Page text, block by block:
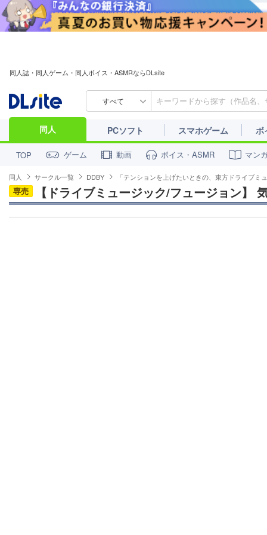
同人誌・同人ゲーム・同人ボイス・ASMRならDLsite
すべて
同人 PCソフト スマホゲーム ボ
TOP ゲーム 動画 ボイス・ASMR マン
同人 サークル一覧 DDBY 「テンションを上げたいときの、東方ドライブミ
専売 【ドライブミュージック/フュージョン】